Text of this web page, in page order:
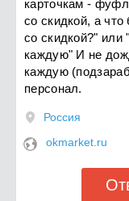
карточкам -
со скидкой, а
со скидкой?" или
каждую" И не
каждую
персонал.
Россия
okmarket.ru